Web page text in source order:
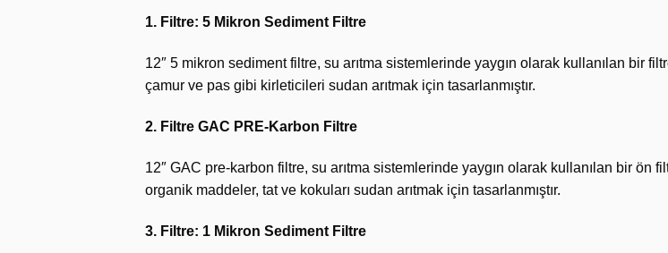
1. Filtre: 5 Mikron Sediment Filtre
12″ 5 mikron sediment filtre, su arıtma sistemlerinde yaygın olarak kullanılan bir
çamur ve pas gibi kirleticileri sudan arıtmak için tasarlanmıştır.
2. Filtre GAC PRE-Karbon Filtre
12″ GAC pre-karbon filtre, su arıtma sistemlerinde yaygın olarak kullanılan bir ön
organik maddeler, tat ve kokuları sudan arıtmak için tasarlanmıştır.
3. Filtre: 1 Mikron Sediment Filtre